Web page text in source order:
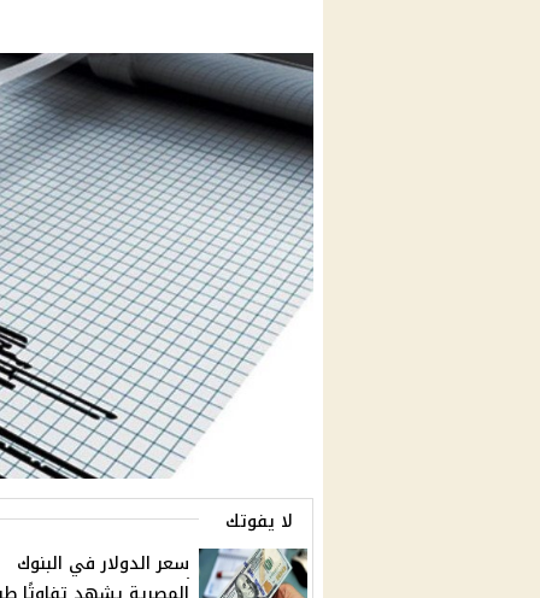
لا يفوتك
سعر الدولار في البنوك